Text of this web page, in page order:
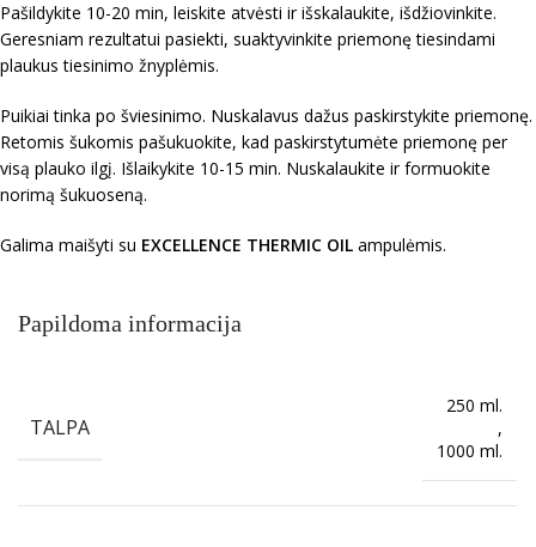
Pašildykite 10-20 min, leiskite atvėsti ir išskalaukite, išdžiovinkite.
Geresniam rezultatui pasiekti, suaktyvinkite priemonę tiesindami
plaukus tiesinimo žnyplėmis.
Puikiai tinka po šviesinimo. Nuskalavus dažus paskirstykite priemonę.
Retomis šukomis pašukuokite, kad paskirstytumėte priemonę per
visą plauko ilgį. Išlaikykite 10-15 min. Nuskalaukite ir formuokite
norimą šukuoseną.
Galima maišyti su EXCELLENCE THERMIC OIL ampulėmis.
Papildoma informacija
TALPA
250 ml.
,
1000 ml.